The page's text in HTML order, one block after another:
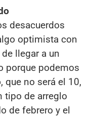
desacuerdos
optimista con
llegar a un
porque podemos
que no será el 10,
tipo de arreglo
de febrero y el